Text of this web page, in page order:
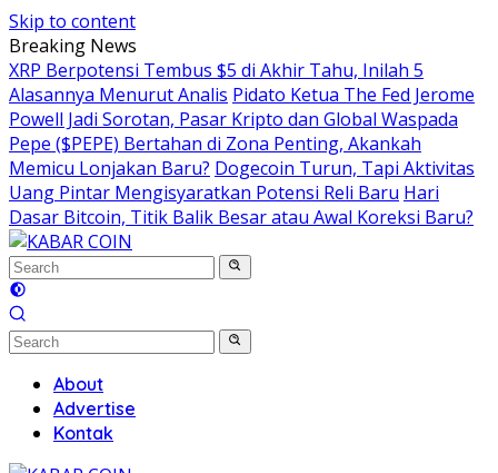
Skip to content
Breaking News
XRP Berpotensi Tembus $5 di Akhir Tahu, Inilah 5
Alasannya Menurut Analis Pidato Ketua The Fed Jerome
Powell Jadi Sorotan, Pasar Kripto dan Global Waspada
Pepe ($PEPE) Bertahan di Zona Penting, Akankah
Memicu Lonjakan Baru? Dogecoin Turun, Tapi Aktivitas
Uang Pintar Mengisyaratkan Potensi Reli Baru Hari
Dasar Bitcoin, Titik Balik Besar atau Awal Koreksi Baru?
About
Advertise
Kontak